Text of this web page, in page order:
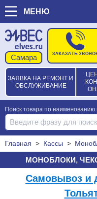
МЕНЮ
ЗАЯВКА НА РЕМОНТ И
ОБСЛУЖИВАНИЕ
ЗАКАЗАТЬ
Поиск товара по наименованию
Главная > Кассы >
МОНОБЛОКИ,
Самовывоз и